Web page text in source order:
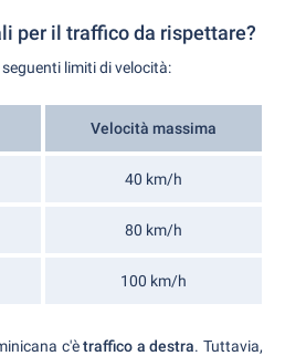
per il traffico da rispettare?
limiti di velocità:
Velocità massima
40 km/h
80 km/h
100 km/h
c'ètraffico a destra. Tuttavia,